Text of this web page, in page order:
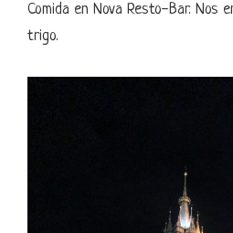
Comida en Nova Resto-Bar. Nos
trigo.